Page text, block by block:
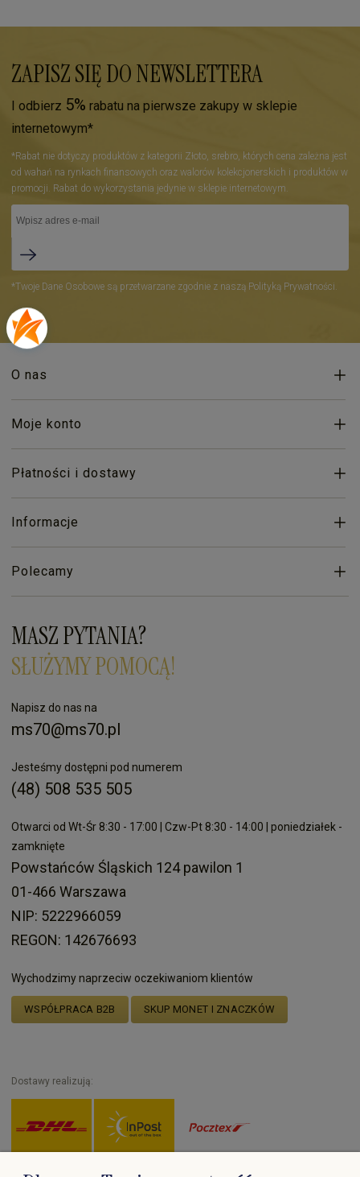
ZAPISZ SIĘ DO NEWSLETTERA
I odbierz 5% rabatu na pierwsze zakupy w sklepie
internetowym*
*Rabat nie dotyczy produktów z kategorii Złoto, srebro, których cena zależna jest
od wahań na rynkach finansowych oraz walorów kolekcjonerskich i produktów w
promocji. Rabat do wykorzystania jedynie w sklepie internetowym.
*Twoje Dane Osobowe są przetwarzane zgodnie z naszą Polityką Prywatności.
O nas
Moje konto
Płatności i dostawy
Informacje
Polecamy
MASZ PYTANIA?
SŁUŻYMY POMOCĄ!
Napisz do nas na
ms70@ms70.pl
Jesteśmy dostępni pod numerem
(48) 508 535 505
Otwarci od Wt-Śr 8:30 - 17:00 | Czw-Pt 8:30 - 14:00 | poniedziałek -
zamknięte
Powstańców Śląskich 124 pawilon 1
01-466 Warszawa
NIP: 5222966059
REGON: 142676693
Wychodzimy naprzeciw oczekiwaniom klientów
WSPÓŁPRACA B2B SKUP MONET I ZNACZKÓW
Dostawy realizują: